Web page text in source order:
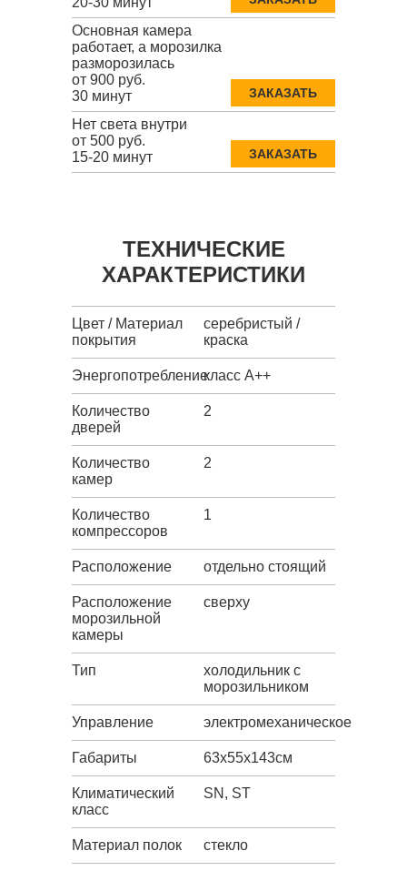
Основная камера
работает, а морозилка
разморозилась
от 900 руб.
30 минут
ЗАКАЗАТЬ
Нет света внутри
от 500 руб.
15-20 минут
ЗАКАЗАТЬ
ТЕХНИЧЕСКИЕ
ХАРАКТЕРИСТИКИ
Цвет / Материал
покрытия
серебристый /
краска
Энергопотреблениекласс A++
Количество
дверей
2
Количество
камер
2
Количество
компрессоров
1
Расположение отдельно стоящий
Расположение
морозильной
камеры
сверху
Тип
холодильник с
морозильником
Управление электромеханическое
Габариты 63х55х143см
Климатический
класс
SN, ST
Материал полок стекло